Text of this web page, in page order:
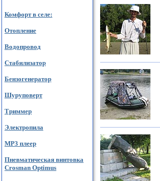
Комфорт в селе:
Отопление
Водопровод
Стабилизатор
Бензогенератор
Шуруповерт
Триммер
Электропила
MP3 плеер
Пневматическая винтовка
Crosman Optimus